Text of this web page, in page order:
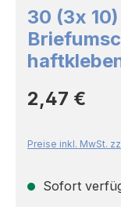
30 (3x
Regulärer Preis:
2,47 €
Preise inkl. MwSt.
Sofort